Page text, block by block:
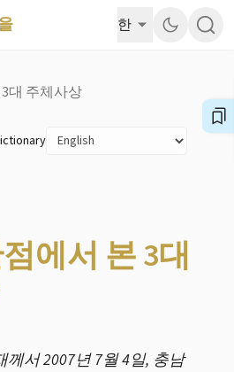
한
대 주체사상
에서 본 3대
서 2007년 7월 4일, 충남